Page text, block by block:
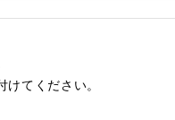
てください。